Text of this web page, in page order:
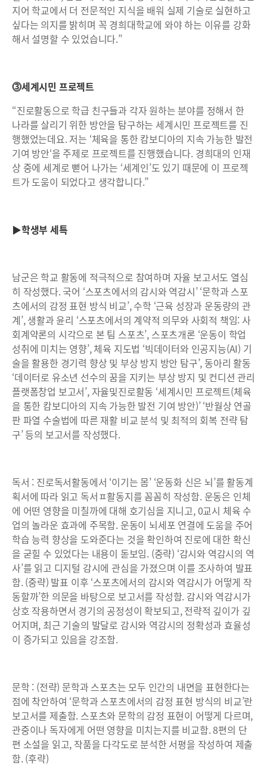
지어 학교에서 더 전문적인 지식을 배워 실제 기술로 실현하고
싶다는 의지를 밝히며 꼭 경희대학교에 와야 하는 이유를 강화
해서 설명할 수 있었습니다.”
⓷세계시민 프로젝트
“진로활동으로 학급 친구들과 각자 원하는 분야를 정해서 한
나라를 살리기 위한 방안을 탐구하는 세계시민 프로젝트를 진
행했었는데요. 저는 ‘체육을 통한 캄보디아의 지속 가능한 발전
기여 방안‘을 주제로 프로젝트를 진행했습니다. 경희대의 인재
상 중에 세계로 뻗어 나가는 ‘세계인’도 있기 때문에 이 프로젝
트가 도움이 되었다고 생각합니다.”
▶학생부 세특
남군은 학교 활동에 적극적으로 참여하며 자율 보고서도 열심
히 작성했다. 국어 ‘스포츠에서의 감시와 역감시’ ‘문학과 스포
츠에서의 감정 표현 방식 비교’, 수학 ‘근육 성장과 운동량의 관
계’, 생활과 윤리 ‘스포츠에서의 계약적 의무와 사회적 책임: 사
회계약론의 시각으로 본 팀 스포츠’, 스포츠개론 ‘운동이 학업
성취에 미치는 영향’, 체육 지도법 ‘빅데이터와 인공지능(AI) 기
술을 활용한 경기력 향상 및 부상 방지 방안 탐구’, 동아리 활동
‘데이터로 유소년 선수의 꿈을 지키는 부상 방지 및 컨디션 관리
플랫폼창업 보고서’, 자율및진로활동 ‘세계시민 프로젝트(체육
을 통한 캄보디아의 지속 가능한 발전 기여 방안)’ ‘반월상 연골
판 파열 수술법에 따른 재활 비교 분석 및 최적의 회복 전략 탐
구’ 등의 보고서를 작성했다.
독서 : 진로독서활동에서 ‘이기는 몸’ ‘운동화 신은 뇌’를 활동계
획서에 따라 읽고 독서ㅍ활동지를 꼼꼼히 작성함. 운동은 인체
에 어떤 영향을 미칠까에 대해 호기심을 지니고, 0교시 체육 수
업의 놀라운 효과에 주목함. 운동이 뇌세포 연결에 도움을 주어
학습 능력 향상을 도와준다는 것을 확인하여 진로에 대한 확신
을 굳힐 수 있었다는 내용이 돋보임. (중략) ‘감시와 역감시의 역
사’를 읽고 디지털 감시에 관심을 가졌으며 이를 조사하여 발표
함. (중략) 발표 이후 ‘스포츠에서의 감시와 역감시가 어떻게 작
동할까’한 의문을 바탕으로 보고서를 작성함. 감시와 역감시가
상호 작용하면서 경기의 공정성이 확보되고, 전략적 깊이가 깊
어지며, 최근 기술의 발달로 감시와 역감시의 정확성과 효율성
이 증가되고 있음을 강조함.
문학 : (전략) 문학과 스포츠는 모두 인간의 내면을 표현한다는
점에 착안하여 ‘문학과 스포츠에서의 감정 표현 방식의 비교’란
보고서를 제출함. 스포츠와 문학의 감정 표현이 어떻게 다르며,
관중이나 독자에게 어떤 영향을 미치는지를 비교함. 8편의 단
편 소설을 읽고, 작품을 다각도로 분석한 서평을 작성하여 제출
함. (후략)